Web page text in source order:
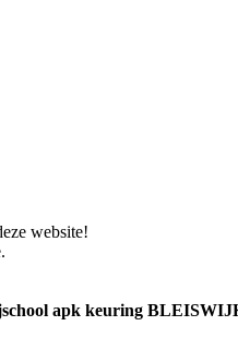
website!
apk keuring